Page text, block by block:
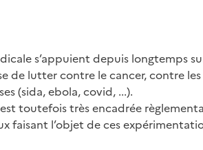
s’appuient depuis longtemps
de lutter contre le cancer, contre
(sida, ebola, covid, ...).
toutefois très encadrée
faisant l’objet de ces